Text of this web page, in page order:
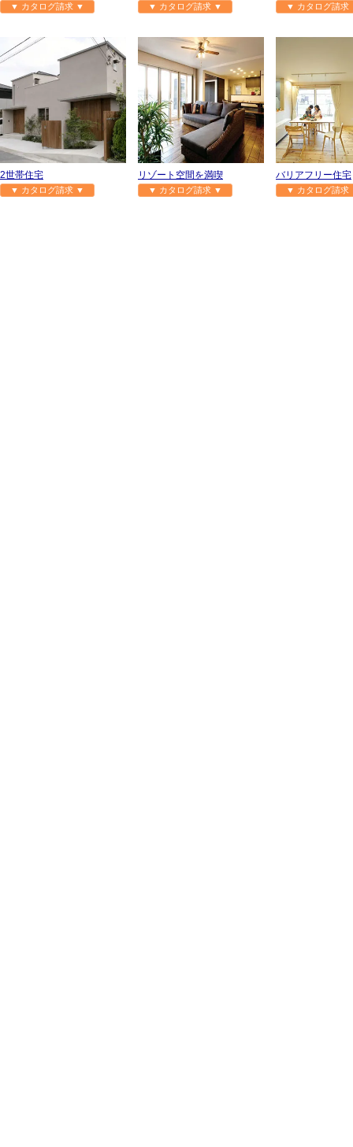
▼ カタログ請求 ▼ ▼ カタログ請求 ▼ ▼ カタログ請
2世帯住宅
▼ カタログ請求 ▼
リゾート空間を満喫
▼ カタログ請求 ▼
バリアフリー住宅
▼ カタログ請